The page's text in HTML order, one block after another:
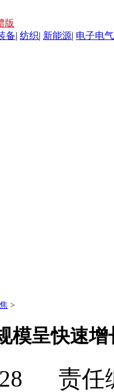
版
备| 纺织| 新能源| 电子电气
>
模呈快速
责